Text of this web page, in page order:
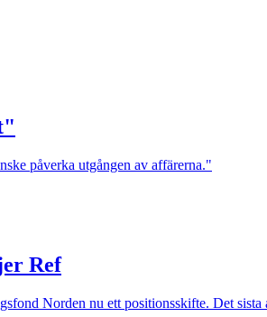
påverka utgången av affärerna."
Ref
Norden nu ett positionsskifte. Det